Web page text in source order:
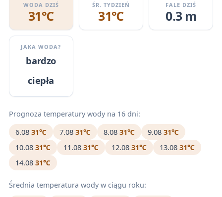
WODA DZIŚ
31℃
ŚR. TYDZIEŃ
31℃
FALE DZIŚ
0.3 m
JAKA WODA?
bardzo
ciepła
Prognoza temperatury wody na 16 dni:
6.08 31℃ 7.08 31℃ 8.08 31℃ 9.08 31℃
10.08 31℃ 11.08 31℃ 12.08 31℃ 13.08 31℃
14.08 31℃
Średnia temperatura wody w ciągu roku: